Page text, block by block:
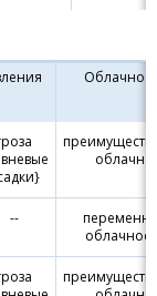
облачно
--